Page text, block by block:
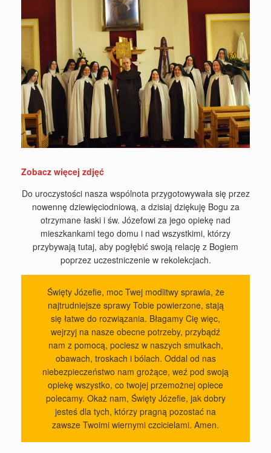
Zobacz więcej zdjęć
Do uroczystości nasza wspólnota przygotowywała się przez
nowennę dziewięciodniową, a dzisiaj dziękuję Bogu za
otrzymane łaski i św. Józefowi za jego opiekę nad
mieszkankami tego domu i nad wszystkimi, którzy
przybywają tutaj, aby pogłębić swoją relację z Bogiem
poprzez uczestniczenie w rekolekcjach.
Święty Józefie, moc Twej modlitwy sprawia, że
najtrudniejsze sprawy Tobie powierzone, stają
się łatwe do rozwiązania. Błagamy Cię więc,
wejrzyj na nasze obecne potrzeby, przybądź
nam z pomocą, pociesz w naszych smutkach,
obawach, troskach i bólach. Oddal od nas
niebezpieczeństwo nam grożące, weź pod swoją
opiekę wszystko, co twojej przemożnej opiece
polecamy. Okaż nam, Święty Józefie, jak dobry
jesteś dla tych, którzy pragną pozostać na
zawsze Twoimi wiernymi czcicielami. Amen.